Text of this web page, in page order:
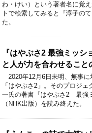
わ・けい）という著者名に覚
トで検索してみると『淳子の
た。
『はやぶさ2 最強ミッシ
と人が力を合わせること
2020年12月6日未明、無事に
「はやぶさ2」。そのプロジ
一氏の著書『はやぶさ2 最強
（NHK出版）を読み終えた。